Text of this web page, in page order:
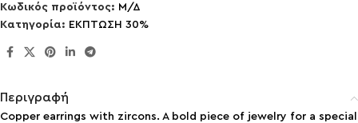
Κωδικός προϊόντος: Μ/Δ
Κατηγορία: ΕΚΠΤΩΣΗ 30%
Περιγραφή
Copper earrings with zircons. A bold piece of jewelry for a special